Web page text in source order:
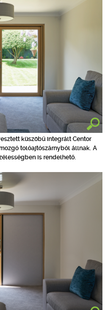
küszöbű integrált Centor
tolóajtószárnyból állnak. A
is rendelhető.